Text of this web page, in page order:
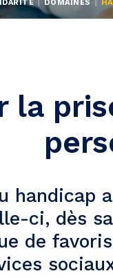
DOMAINES
la
handicap
ci, dès
de